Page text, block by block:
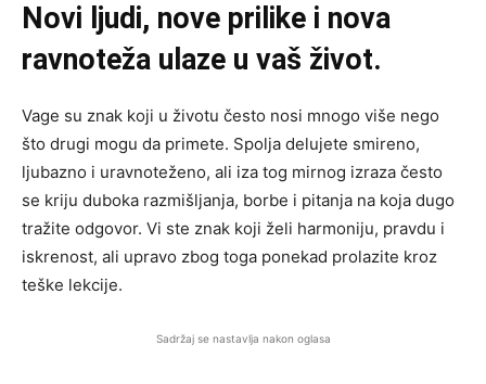
Novi ljudi, nove prilike i nova
ravnoteža ulaze u vaš život.
Vage su znak koji u životu često nosi mnogo više nego
što drugi mogu da primete. Spolja delujete smireno,
ljubazno i uravnoteženo, ali iza tog mirnog izraza često
se kriju duboka razmišljanja, borbe i pitanja na koja dugo
tražite odgovor. Vi ste znak koji želi harmoniju, pravdu i
iskrenost, ali upravo zbog toga ponekad prolazite kroz
teške lekcije.
Sadržaj se nastavlja nakon oglasa